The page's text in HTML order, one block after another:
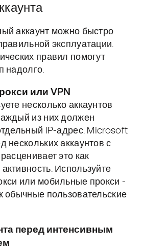
аккаунт можно быстро
эксплуатации.
правил помогут
надолго.
или VPN
несколько аккаунтов
из них должен
IP-адрес. Microsoft
нескольких аккаунтов с
это как
Используйте
или мобильные прокси -
обычные пользовательские
перед интенсивным